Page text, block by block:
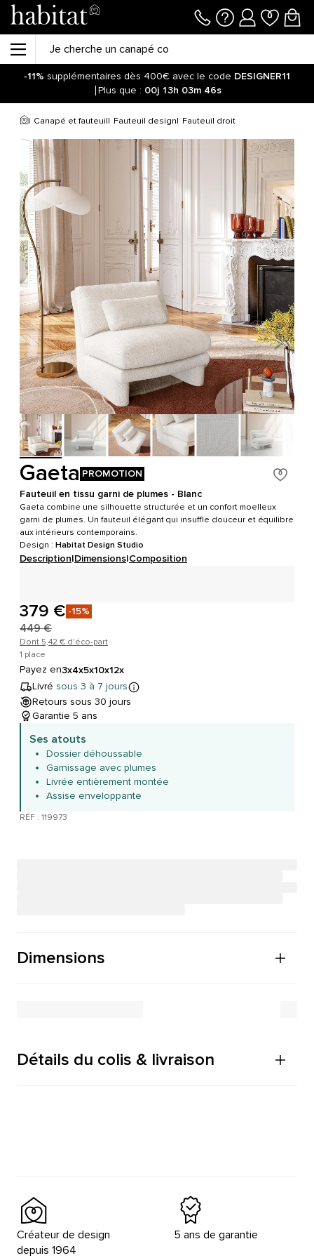
-11% supplémentaires dès 400€ avec le code DESIGNER11
Plus que : 00j 13h 03m 45s
Canapé et fauteuil Fauteuil design Fauteuil droit
Gaeta PROMOTION
Fauteuil en tissu garni de plumes - Blanc
Gaeta combine une silhouette structurée et un confort moelleux
garni de plumes. Un fauteuil élégant qui insuffle douceur et équilibre
aux intérieurs contemporains.
Design : Habitat Design Studio
Description|Dimensions|Composition
379 € -15%
449 €
Dont 5,42 € d'éco-part
1 place
Payez en3x4x5x10x12x
Livré sous 3 à 7 jours
Retours sous 30 jours
Garantie 5 ans
Ses atouts
Dossier déhoussable
Garnissage avec plumes
Livrée entièrement montée
Assise enveloppante
RÉF : 119973
Dimensions
Détails du colis & livraison
Créateur de design
depuis 1964
5 ans de garantie